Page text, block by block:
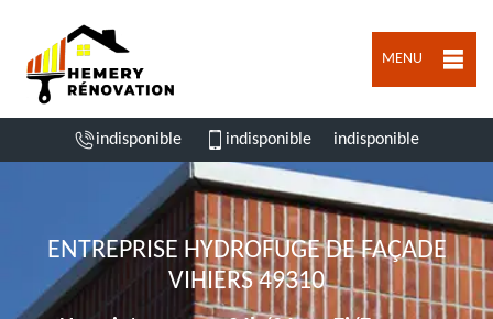
MENU
indisponible indisponible indisponible
ENTREPRISE HYDROFUGE DE FAÇADE
VIHIERS 49310